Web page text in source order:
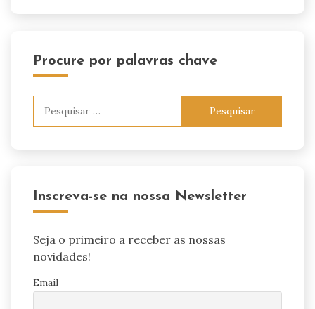
Procure por palavras chave
Inscreva-se na nossa Newsletter
Seja o primeiro a receber as nossas
novidades!
Email